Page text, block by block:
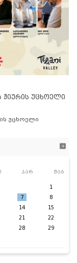
ს ჟიურის უცხოელი
უცხოელი
პარ შაბ
1
7
8
14
15
21
22
28
29